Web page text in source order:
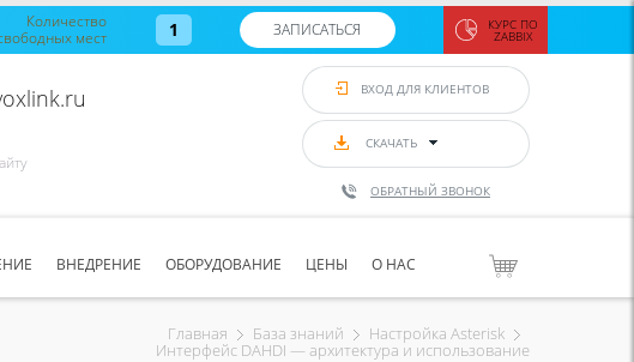
Количество
мест
1 ЗАПИСАТЬСЯ КУРС ПО
ZABBIX
ВХОД ДЛЯ КЛИЕНТОВ
СКАЧАТЬ
ОБРАТНЫЙ ЗВОНОК
ВНЕДРЕНИЕ ОБОРУДОВАНИЕ ЦЕНЫ О НАС
Главная База знаний Настройка Asterisk
Интерфейс DAHDI — архитектура и использование